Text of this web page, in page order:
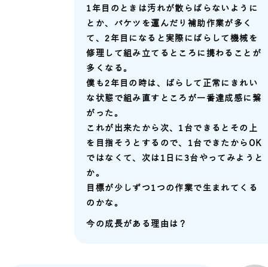
1年目のときは汚れが散らばらないように
とか、バケツを運んだり補助作業が多く
て、2年目になると実際にばらして機械を
修理して組み立てるところに携わることが
多くなる。
僕も2年目の時は、ばらして正常にきれい
な状態で組み直すところが一番達成感に繋
がった。
これが出来たから次、1台できるとその上
を目指そうとするので、1台できたからOK
ではなくて、次は1日に3台やってみようと
か。
目標が少しずつ1つの作業で生まれてくる
のかな。
今の成長がある理由は？